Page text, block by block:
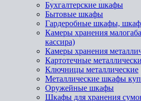
Бухгалтерские шкафы
Бытовые шкафы
Гардеробные шкафы,
Камеры хранения
кассира)
Камеры хранения
Картотечные
Ключницы металлические
Металлические шкафы
Оружейные шкафы
Шкафы для хранения